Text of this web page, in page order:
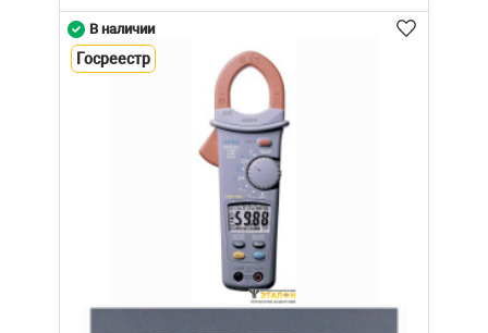
В наличии
Госреестр